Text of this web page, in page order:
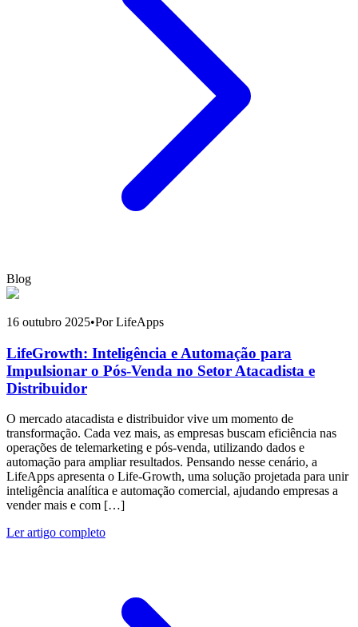
Blog
16 outubro 2025•Por LifeApps
LifeGrowth: Inteligência e Automação para
Impulsionar o Pós-Venda no Setor Atacadista e
Distribuidor
O mercado atacadista e distribuidor vive um momento de
transformação. Cada vez mais, as empresas buscam eficiência nas
operações de telemarketing e pós-venda, utilizando dados e
automação para ampliar resultados. Pensando nesse cenário, a
LifeApps apresenta o Life-Growth, uma solução projetada para unir
inteligência analítica e automação comercial, ajudando empresas a
vender mais e com […]
Ler artigo completo